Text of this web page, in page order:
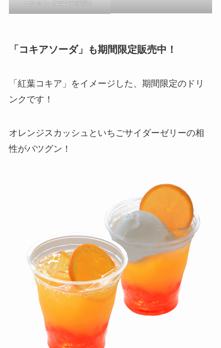
ーション（2023年撮影）
「コキアソーダ」も期間限定販売中！
「紅葉コキア」をイメージした、期間限定のドリ
ンクです！
オレンジスカッシュといちごサイダーゼリーの相
性がバツグン！